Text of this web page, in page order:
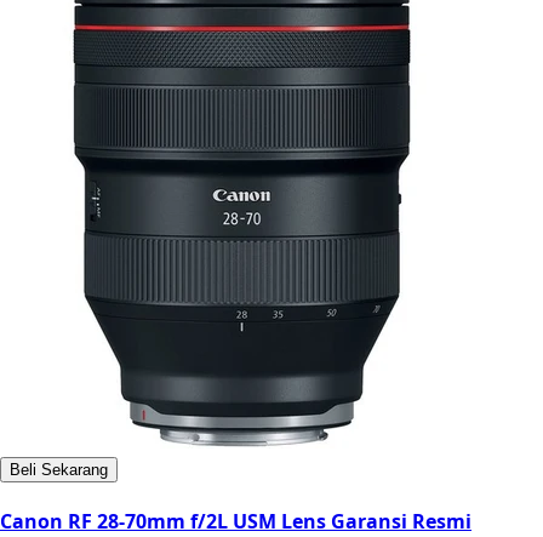
Beli Sekarang
Canon RF 28-70mm f/2L USM Lens Garansi Resmi